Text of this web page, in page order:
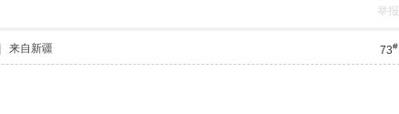
举报
73#
来自新疆